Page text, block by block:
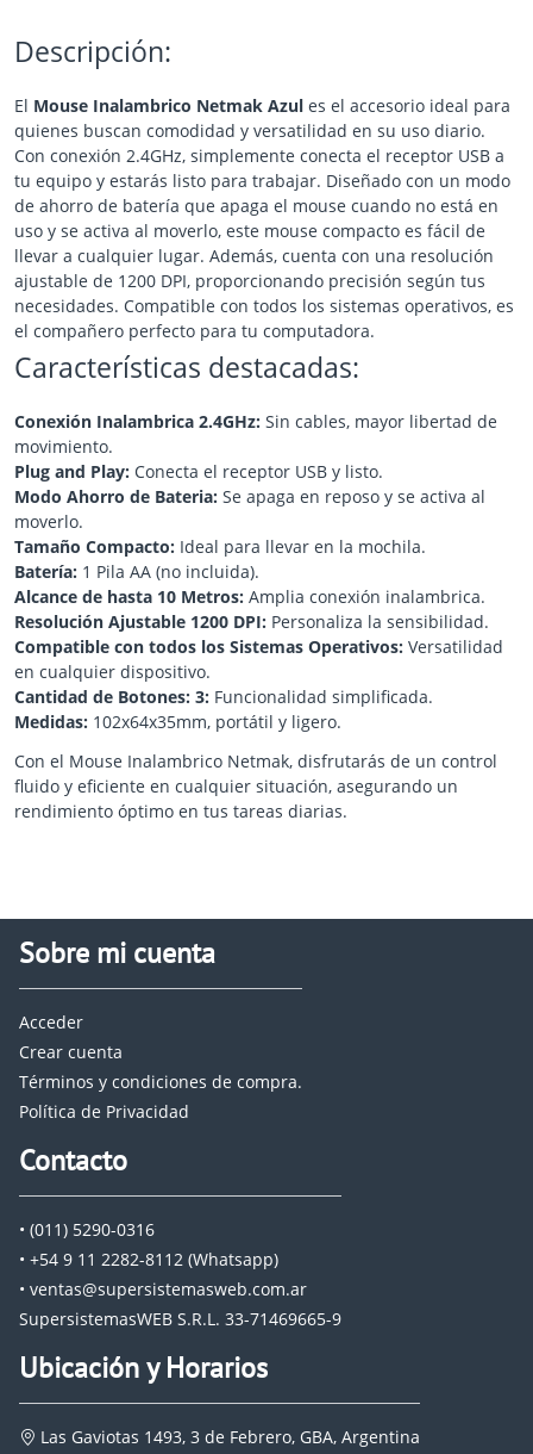
Descripción:
El Mouse Inalambrico Netmak Azul es el accesorio ideal para
quienes buscan comodidad y versatilidad en su uso diario.
Con conexión 2.4GHz, simplemente conecta el receptor USB a
tu equipo y estarás listo para trabajar. Diseñado con un modo
de ahorro de batería que apaga el mouse cuando no está en
uso y se activa al moverlo, este mouse compacto es fácil de
llevar a cualquier lugar. Además, cuenta con una resolución
ajustable de 1200 DPI, proporcionando precisión según tus
necesidades. Compatible con todos los sistemas operativos, es
el compañero perfecto para tu computadora.
Características destacadas:
Conexión Inalambrica 2.4GHz: Sin cables, mayor libertad de
movimiento.
Plug and Play: Conecta el receptor USB y listo.
Modo Ahorro de Bateria: Se apaga en reposo y se activa al
moverlo.
Tamaño Compacto: Ideal para llevar en la mochila.
Batería: 1 Pila AA (no incluida).
Alcance de hasta 10 Metros: Amplia conexión inalambrica.
Resolución Ajustable 1200 DPI: Personaliza la sensibilidad.
Compatible con todos los Sistemas Operativos: Versatilidad
en cualquier dispositivo.
Cantidad de Botones: 3: Funcionalidad simplificada.
Medidas: 102x64x35mm, portátil y ligero.
Con el Mouse Inalambrico Netmak, disfrutarás de un control
fluido y eficiente en cualquier situación, asegurando un
rendimiento óptimo en tus tareas diarias.
Sobre mi cuenta
Acceder
Crear cuenta
Términos y condiciones de compra.
Política de Privacidad
Contacto
• (011) 5290-0316
• +54 9 11 2282-8112 (Whatsapp)
• ventas@supersistemasweb.com.ar
SupersistemasWEB S.R.L. 33-71469665-9
Ubicación y Horarios
Las Gaviotas 1493, 3 de Febrero, GBA, Argentina